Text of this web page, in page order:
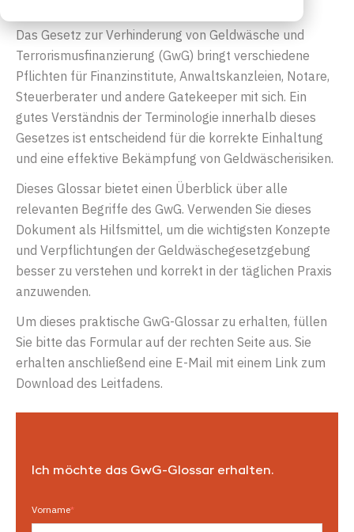
Das Gesetz zur Verhinderung von Geldwäsche und
Terrorismusfinanzierung (GwG) bringt verschiedene
Pflichten für Finanzinstitute, Anwaltskanzleien, Notare,
Steuerberater und andere Gatekeeper mit sich. Ein
gutes Verständnis der Terminologie innerhalb dieses
Gesetzes ist entscheidend für die korrekte Einhaltung
und eine effektive Bekämpfung von Geldwäscherisiken.
Dieses Glossar bietet einen Überblick über alle
relevanten Begriffe des GwG. Verwenden Sie dieses
Dokument als Hilfsmittel, um die wichtigsten Konzepte
und Verpflichtungen der Geldwäschegesetzgebung
besser zu verstehen und korrekt in der täglichen Praxis
anzuwenden.
Um dieses praktische GwG-Glossar zu erhalten, füllen
Sie bitte das Formular auf der rechten Seite aus. Sie
erhalten anschließend eine E-Mail mit einem Link zum
Download des Leitfadens.
Ich möchte das GwG-Glossar erhalten.
Vorname*